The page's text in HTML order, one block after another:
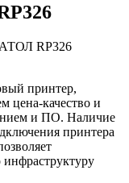
RP326
принтер,
цена-качество и
и ПО. Наличие
принтера